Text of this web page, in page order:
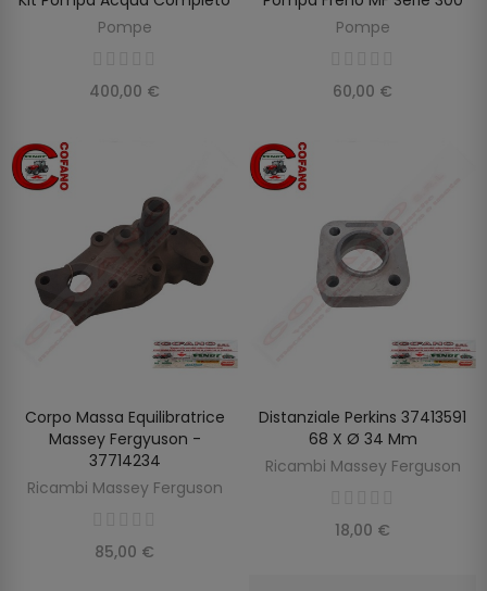
Pompe
400,00 €
Pompe
60,00 €
AGGIUNGI AL CARRELLO
Corpo Massa Equilibratrice
Massey Fergyuson -
37714234
Ricambi Massey Ferguson
85,00 €
AGGIUNGI AL CARRELLO
Distanziale Perkins 37413591
68 X Ø 34 Mm
Ricambi Massey Ferguson
18,00 €